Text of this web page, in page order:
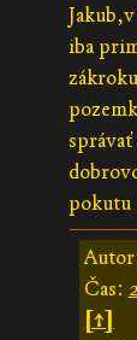
iba
pokutu
Čas:
[↑]